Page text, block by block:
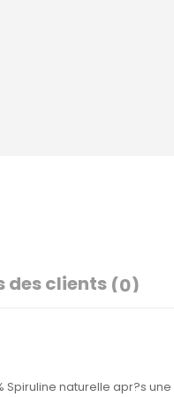
des clients (0)
Spiruline naturelle apr?s